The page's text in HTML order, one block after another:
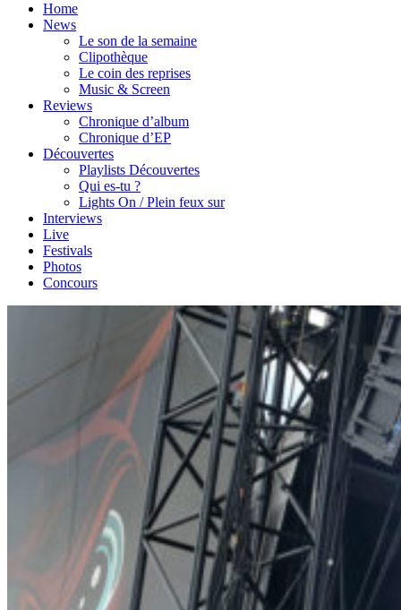
Home
News
Le son de la semaine
Clipothèque
Le coin des reprises
Music & Screen
Reviews
Chronique d’album
Chronique d’EP
Découvertes
Playlists Découvertes
Qui es-tu ?
Lights On / Plein feux sur
Interviews
Live
Festivals
Photos
Concours